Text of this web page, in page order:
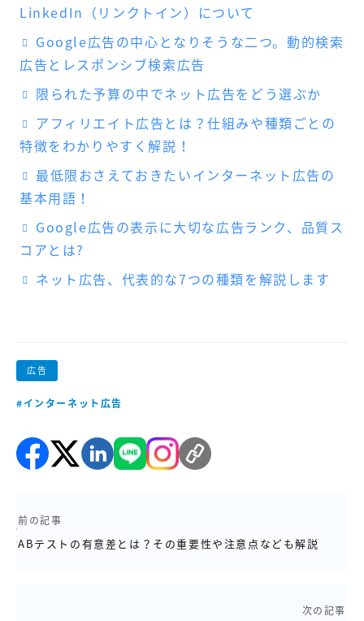
広告
#インターネット広告
前の記事
ABテストの有意差とは？その重要性や注意点なども解説
次の記事
LinkedIn（リンクトイン）について
Google広告の中心となりそうな二つ。動的検索
広告とレスポンシブ検索広告
限られた予算の中でネット広告をどう選ぶか
アフィリエイト広告とは？仕組みや種類ごとの
特徴をわかりやすく解説！
最低限おさえておきたいインターネット広告の
基本用語！
Google広告の表示に大切な広告ランク、品質ス
コアとは?
ネット広告、代表的な7つの種類を解説します